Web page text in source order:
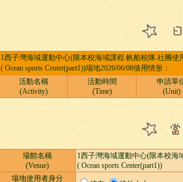
1西子灣海域運動中心(限本校海域課程.帆船校隊.社團使
( Ocean sports Center(part1))場地2026/06/08借用情形：
活動名稱
(Activity)
活動時間
(Time)
申請單
(Unit)
場館名稱
(Venue)
1西子灣海域運動中心(限本校海
( Ocean sports Center(part1))
場地使用者身分